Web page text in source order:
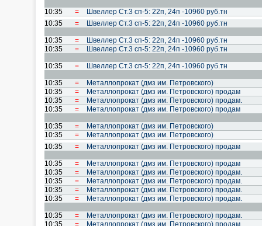
10:35 =
Швеллер Cт.3 cп-5: 22п, 24п -10960 руб.тн
10:35
= Швеллер Cт.3 cп-5: 22п, 24п -10960 руб.тн
10:35 =
Швеллер Cт.3 cп-5: 22п, 24п -10960 руб.тн
10:35
= Швеллер Cт.3 cп-5: 22п, 24п -10960 руб.тн
10:35 = Швеллер Cт.3 cп-5: 22п, 24п -10960 руб.тн
10:35 =
Металлопрокат (дмз им. Петровского)
10:35
=
Металлопрокат (дмз им. Петровского) продам
10:35
=
Металлопрокат (дмз им. Петровского) продам.
10:35
= Металлопрокат (дмз им. Петровского) продам
10:35 =
Металлопрокат (дмз им. Петровского)
10:35
=
Металлопрокат (дмз им. Петровского)
10:35
= Металлопрокат (дмз им. Петровского) продам
10:35 =
Металлопрокат (дмз им. Петровского) продам
10:35
=
Металлопрокат (дмз им. Петровского) продам.
10:35
=
Металлопрокат (дмз им. Петровского) продам.
10:35
=
Металлопрокат (дмз им. Петровского) продам.
10:35
= Металлопрокат (дмз им. Петровского) продам.
10:35 =
Металлопрокат (дмз им. Петровского) продам.
10:35
=
Металлопрокат (дмз им. Петровского) продам.